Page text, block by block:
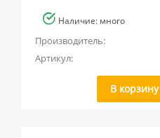
Наличие: много
Производитель:
Артикул:
В корзину